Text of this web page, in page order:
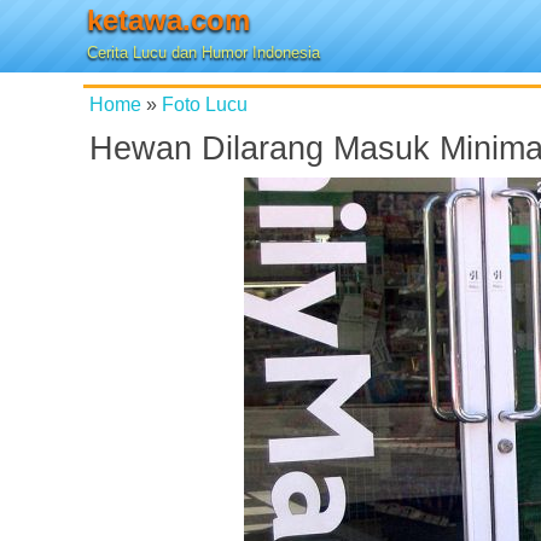
ketawa.com
Cerita Lucu dan Humor Indonesia
Home » Foto Lucu
Hewan Dilarang Masuk